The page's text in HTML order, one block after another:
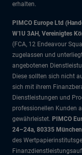
erhalten.
PIMCO Europe Ltd
W1U 3AH, Vereinigtes
(FCA, 12 Endeavour
zugelassen und
angebotenen
Diese sollten sich nicht
sich mit ihrem
Dienstleistungen und
professionellen Kunden
gewährleistet. PIMCO
24–24a, 80335
des